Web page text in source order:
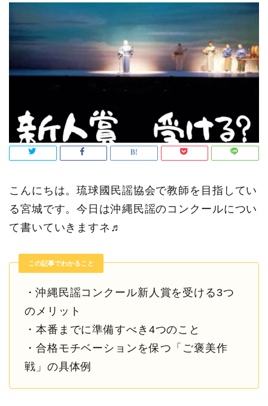
こんにちは。琉球國民謡協会で教師を目指してい
る宮城です。今日は沖縄民謡のコンクールについ
て書いていきますネ♬
この記事でわかること
・沖縄民謡コンクール新人賞を受ける3つ
のメリット
・本番までに準備すべき4つのこと
・合格モチベーションを保つ「ご褒美作
戦」の具体例